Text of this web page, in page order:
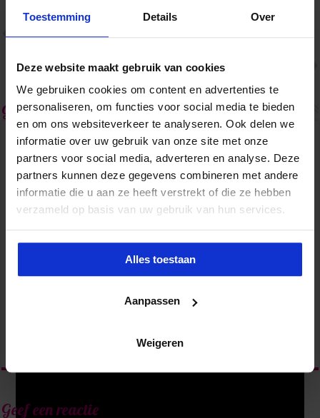
Toestemming Details Over
Deze website maakt gebruik van cookies
We gebruiken cookies om content en advertenties te
personaliseren, om functies voor social media te bieden
en om ons websiteverkeer te analyseren. Ook delen we
informatie over uw gebruik van onze site met onze
partners voor social media, adverteren en analyse. Deze
partners kunnen deze gegevens combineren met andere
informatie die u aan ze heeft verstrekt of die ze hebben
verzameld op basis van uw gebruik van hun services.
Alles toestaan
Aanpassen
Weigeren
Hoe versterk je jouw
Hoe haal jij het beste uit je rol als
Gerelateerde Artikelen
Waarom soft skills belangrijker worden in een wereld
Geef een reactie